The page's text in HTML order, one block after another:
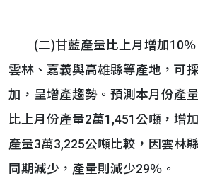
(二)甘藍產量比上月增加10％
雲林、嘉義與高雄縣等產地，可
加，呈增產趨勢。預測本月份產
比上月份產量2萬1,451公噸，增
產量3萬3,225公噸比較，因雲林
同期減少，產量則減少29％。